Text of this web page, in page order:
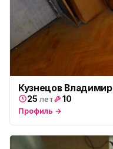
Кузнецов Владимир
25 лет 10
Профиль →